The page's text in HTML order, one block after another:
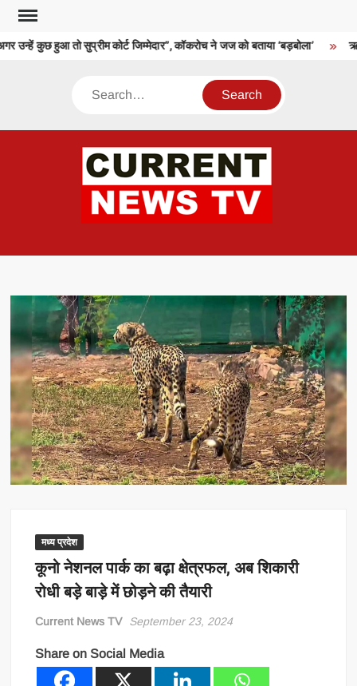
Skip
content
उन्हें कुछ हुआ तो सुप्रीम कोर्ट जिम्मेदार”, कॉकरोच ने जज को बताया ‘बड़बोला’
Search
मध्य प्रदेश
कूनो नेशनल पार्क का बढ़ा क्षेत्रफल, अब शिकारी
रोधी बड़े बाड़े में छोड़ने की तैयारी
Current News TV September 23, 2024
Share on Social Media